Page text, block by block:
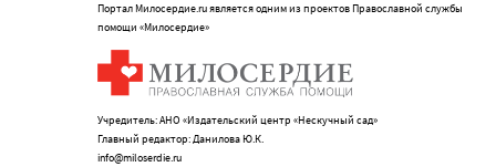
Портал Милосердие.ru является одним из проектов Православной службы
помощи «Милосердие»
Учредитель: АНО «Издательский центр «Нескучный сад»
Главный редактор: Данилова Ю.К.
info@miloserdie.ru